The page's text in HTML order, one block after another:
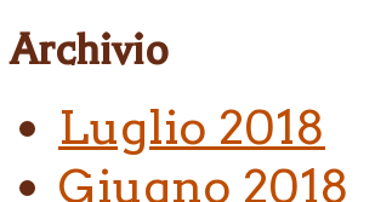
Archivio
Luglio 2018
Giugno 2018